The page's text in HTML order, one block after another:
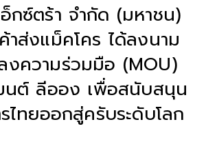
ซ์ตร้า จำกัด (มหาชน)
าส่งแม็คโคร ได้ลงนาม
ความร่วมมือ (MOU)
นต์ ลีออง เพื่อสนับสนุน
ไทยออกสู่ครับระดับโลก